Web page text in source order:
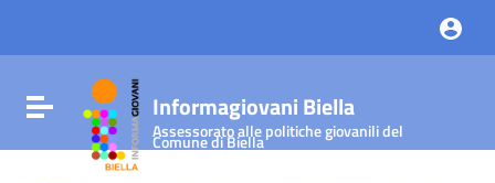
Attiva / disattiva la navigazione
Informagiovani Biella
Assessorato alle politiche giovanili del
Comune di Biella